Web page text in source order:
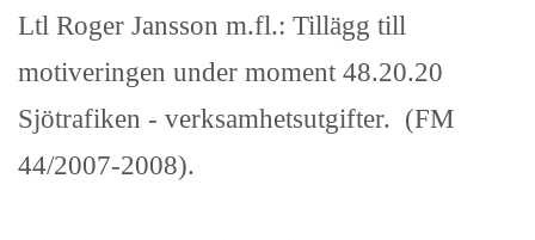
Ltl Roger Jansson m.fl.: Tillägg till
motiveringen under moment 48.20.20
Sjötrafiken - verksamhetsutgifter. (FM
44/2007-2008).